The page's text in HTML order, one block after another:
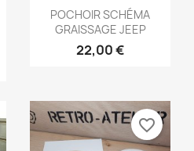
Aperçu rapide
POCHOIR SCHÉMA
GRAISSAGE JEEP
22,00 €
favorite_border